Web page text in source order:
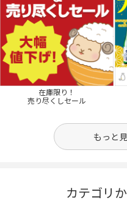
在庫限り！
売り尽くしセール
もっと
カテゴリ